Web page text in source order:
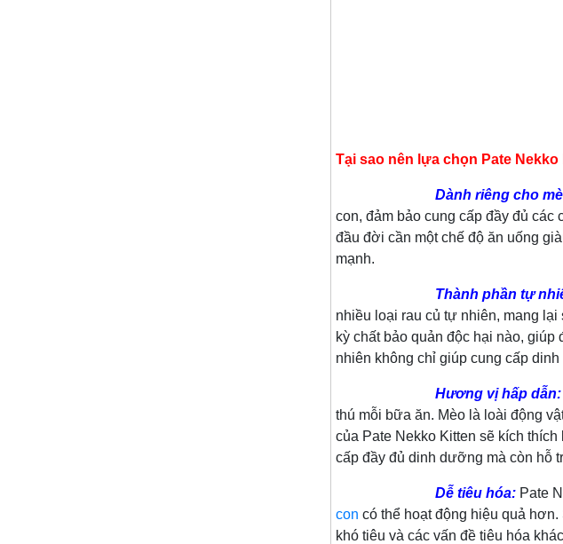
Tại sao nên lựa chọn Pate
Dành riêng cho
con, đảm bảo cung cấp đầy đủ
đầu đời cần một chế độ ăn uống
mạnh.
Thành phần tự
nhiều loại rau củ tự nhiên, mang
kỳ chất bảo quản độc hại nào, giúp
nhiên không chỉ giúp cung cấp
Hương vị hấp dẫn:
thú mỗi bữa ăn. Mèo là loài động
của Pate Nekko Kitten sẽ kích
cấp đầy đủ dinh dưỡng mà còn hỗ
Dễ tiêu hóa: Pate
con có thể hoạt động hiệu quả
khó tiêu và các vấn đề tiêu hóa